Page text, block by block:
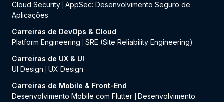
Cloud Security AppSec: Desenvolvimento Seguro de
Aplicações
Carreiras de DevOps & Cloud
Platform Engineering
SRE (Site Reliability Engineering)
Carreiras de UX & UI
UI Design
UX Design
Carreiras de Mobile & Front-End
Desenvolvimento Mobile com Flutter
Desenvolvimento